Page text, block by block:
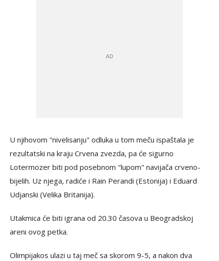
U njihovom "nivelisanju" odluka u tom meču ispaštala je
rezultatski na kraju Crvena zvezda, pa će sigurno
Lotermozer biti pod posebnom "lupom" navijača crveno-
bijelih. Uz njega, radiće i Rain Perandi (Estonija) i Eduard
Udjanski (Velika Britanija).
Utakmica će biti igrana od 20.30 časova u Beogradskoj
areni ovog petka.
Olimpijakos ulazi u taj meč sa skorom 9-5, a nakon dva